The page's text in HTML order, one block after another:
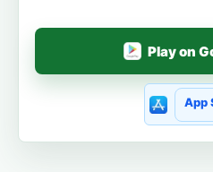
Play on
App